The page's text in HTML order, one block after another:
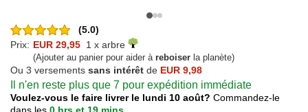
(5.0)
Prix: EUR 29,95 1 x arbre
(Ajouter au panier pour aider à reboiser la planète)
Ou 3 versements sans intérêt de EUR 9,98
Il n'en reste plus que 7 pour expédition immédiate
Voulez-vous le faire livrer le lundi 10 août? Commandez-le